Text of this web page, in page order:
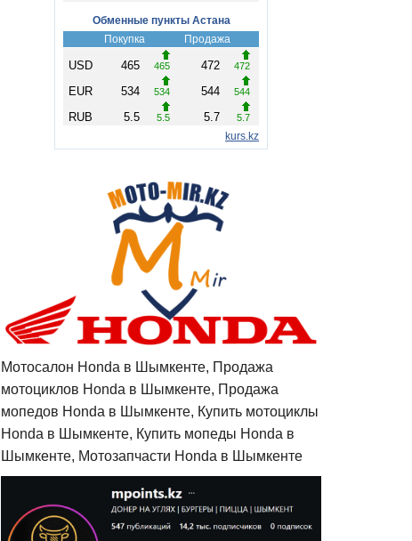
Мотосалон Honda в Шымкенте, Продажа
мотоциклов Honda в Шымкенте, Продажа
мопедов Honda в Шымкенте, Купить мотоциклы
Honda в Шымкенте, Купить мопеды Honda в
Шымкенте, Мотозапчасти Honda в Шымкенте